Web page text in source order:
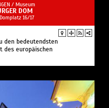
/ Museum
DOM
16/17
den bedeutendsten
des europäischen